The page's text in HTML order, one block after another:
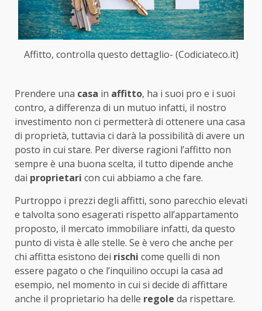
Affitto, controlla questo dettaglio- (Codiciateco.it)
Prendere una casa in affitto, ha i suoi pro e i suoi
contro, a differenza di un mutuo infatti, il nostro
investimento non ci permetterà di ottenere una casa
di proprietà, tuttavia ci darà la possibilità di avere un
posto in cui stare. Per diverse ragioni l’affitto non
sempre è una buona scelta, il tutto dipende anche
dai proprietari con cui abbiamo a che fare.
Purtroppo i prezzi degli affitti, sono parecchio elevati
e talvolta sono esagerati rispetto all’appartamento
proposto, il mercato immobiliare infatti, da questo
punto di vista è alle stelle. Se è vero che anche per
chi affitta esistono dei rischi come quelli di non
essere pagato o che l’inquilino occupi la casa ad
esempio, nel momento in cui si decide di affittare
anche il proprietario ha delle regole da rispettare.